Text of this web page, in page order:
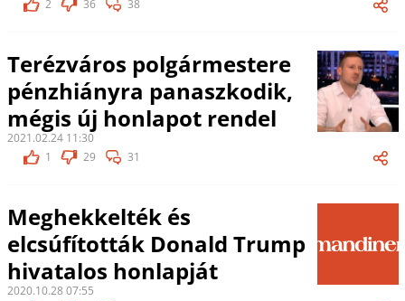
2
36 38
Terézváros polgármestere
pénzhiányra panaszkodik,
mégis új honlapot rendel
2021.02.24 11:30
1
29 31
Meghekkelték és
elcsúfították Donald Trump
hivatalos honlapját
2020.10.28 07:55